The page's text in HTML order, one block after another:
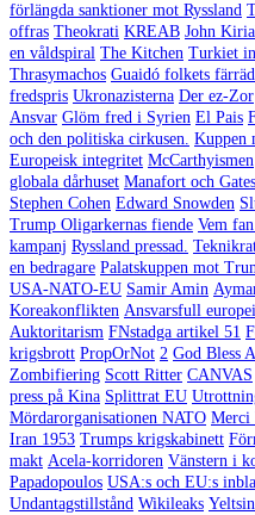
förlängda sanktioner mot Ryssland
offras Theokrati KREAB John
en våldspiral The Kitchen Turkiet
Thrasymachos Guaidó folkets
fredspris Ukronazisterna Der ez-Zor
Ansvar Glöm fred i Syrien El Pais
och den politiska cirkusen. Kuppen
Europeisk integritet McCarthyismen
globala dårhuset Manafort och Gates
Stephen Cohen Edward Snowden
Trump Oligarkernas fiende Vem
kampanj Ryssland pressad.
en bedragare Palatskuppen mot
USA-NATO-EU Samir Amin
Koreakonflikten Ansvarsfull
Auktoritarism FNstadga artikel 51
krigsbrott PropOrNot 2 God Bless
Zombifiering Scott Ritter CANVAS
press på Kina Splittrat EU
Mördarorganisationen NATO Merci
Iran 1953 Trumps krigskabinett
makt Acela-korridoren Vänstern i
Papadopoulos USA:s och EU:s
Undantagstillstånd Wikileaks